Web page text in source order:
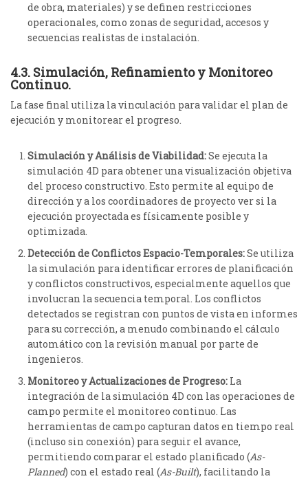
de obra, materiales) y se definen restricciones
operacionales, como zonas de seguridad, accesos y
secuencias realistas de instalación.
4.3. Simulación, Refinamiento y Monitoreo
Continuo.
La fase final utiliza la vinculación para validar el plan de
ejecución y monitorear el progreso.
Simulación y Análisis de Viabilidad:Se ejecuta la
simulación 4D para obtener una visualización objetiva
del proceso constructivo. Esto permite al equipo de
dirección y a los coordinadores de proyecto ver si la
ejecución proyectada es físicamente posible y
optimizada.
Detección de Conflictos Espacio-Temporales:Se utiliza
la simulación para identificar errores de planificación
y conflictos constructivos, especialmente aquellos que
involucran la secuencia temporal. Los conflictos
detectados se registran con puntos de vista en informes
para su corrección, a menudo combinando el cálculo
automático con la revisión manual por parte de
ingenieros.
Monitoreo y Actualizaciones de Progreso: La
integración de la simulación 4D con las operaciones de
campo permite el monitoreo continuo. Las
herramientas de campo capturan datos en tiempo real
(incluso sin conexión) para seguir el avance,
permitiendo comparar el estado planificado (As-
Planned) con el estado real (As-Built), facilitando la